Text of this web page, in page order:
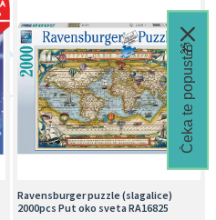
Ravensburger puzzle (slagalice)
2000pcs Put oko sveta RA16825
Čeka te popust🎁